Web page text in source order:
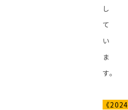
し
て
い
ま
す。
《2024